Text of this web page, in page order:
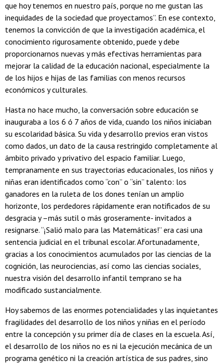
que hoy tenemos en nuestro país, porque no me gustan las
inequidades de la sociedad que proyectamos”. En ese contexto,
tenemos la convicción de que la investigación académica, el
conocimiento rigurosamente obtenido, puede y debe
proporcionarnos nuevas y más efectivas herramientas para
mejorar la calidad de la educación nacional, especialmente la
de los hijos e hijas de las familias con menos recursos
económicos y culturales.
Hasta no hace mucho, la conversación sobre educación se
inauguraba a los 6 ó 7 años de vida, cuando los niños iniciaban
su escolaridad básica. Su vida y desarrollo previos eran vistos
como dados, un dato de la causa restringido completamente al
ámbito privado y privativo del espacio familiar. Luego,
tempranamente en sus trayectorias educacionales, los niños y
niñas eran identificados como “con” o “sin” talento: los
ganadores en la ruleta de los dones tenían un amplio
horizonte, los perdedores rápidamente eran notificados de su
desgracia y –más sutil o más groseramente- invitados a
resignarse. “¡Salió malo para las Matemáticas!” era casi una
sentencia judicial en el tribunal escolar. Afortunadamente,
gracias a los conocimientos acumulados por las ciencias de la
cognición, las neurociencias, así como las ciencias sociales,
nuestra visión del desarrollo infantil temprano se ha
modificado sustancialmente.
Hoy sabemos de las enormes potencialidades y las inquietantes
fragilidades del desarrollo de los niños y niñas en el período
entre la concepción y su primer día de clases en la escuela. Así,
el desarrollo de los niños no es ni la ejecución mecánica de un
programa genético ni la creación artística de sus padres, sino